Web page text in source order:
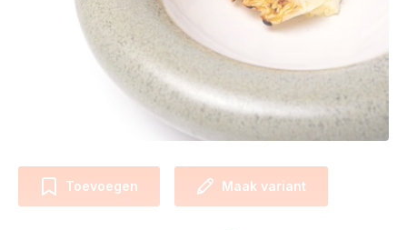
Toevoegen Maak variant